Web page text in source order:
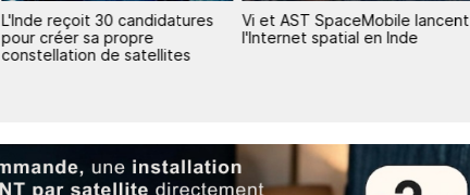
L'Inde reçoit 30 candidatures
pour créer sa propre
constellation de satellites
Vi et AST SpaceMobile lancent
l'Internet spatial en Inde